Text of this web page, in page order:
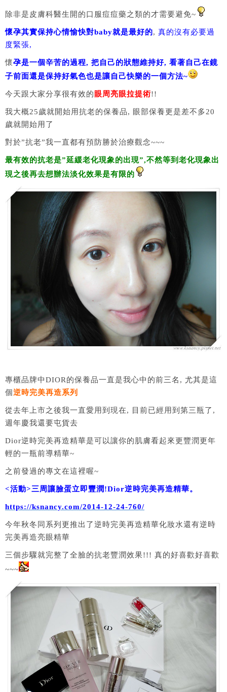
除非是皮膚科醫生開的口服痘痘藥之類的才需要避免~
懷孕其實保持心情愉快對baby就是最好的, 真的沒有必要過
度緊張,
懷孕是一個辛苦的過程, 把自己的狀態維持好, 看著自己在鏡
子前面還是保持好氣色也是讓自己快樂的一個方法~
今天跟大家分享很有效的 眼周亮眼拉提術!!
我大概25歲就開始用抗老的保養品, 眼部保養更是差不多20
歲就開始用了
對於”抗老”我一直都有預防勝於治療觀念~~~
最有效的抗老是”延緩老化現象的出現”,不然等到老化現象出
現之後再去想辦法淡化效果是有限的
專櫃品牌中DIOR的保養品一直是我心中的前三名, 尤其是這
個逆時完美再造系列
從去年上市之後我一直愛用到現在, 目前已經用到第三瓶了,
週年慶我還要屯貨去
Dior逆時完美再造精華是可以讓你的肌膚看起來更豐潤更年
輕的一瓶前導精華~
之前發過的專文在這裡喔~
<活動>三周讓臉蛋立即豐潤!Dior逆時完美再造精華。
https://ksnancy.com/2014-12-24-760/
今年秋冬同系列更推出了逆時完美再造精華化妝水還有逆時
完美再造亮眼精華
三個步驟就完整了全臉的抗老豐潤效果!!! 真的好喜歡好喜歡
~~~